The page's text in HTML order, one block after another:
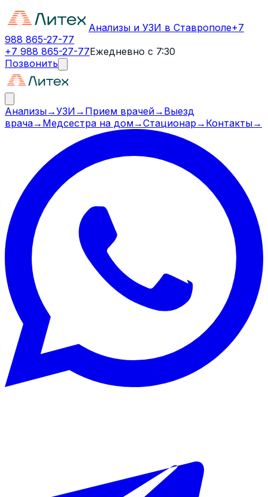
Анализы и УЗИ в Ставрополе+7
988 865-27-77
+7 988 865-27-77Ежедневно с 7:30
Позвонить
Анализы→УЗИ → Прием врачей→ Выезд
врача→ Медсестра на дом→Стационар → Контакты→